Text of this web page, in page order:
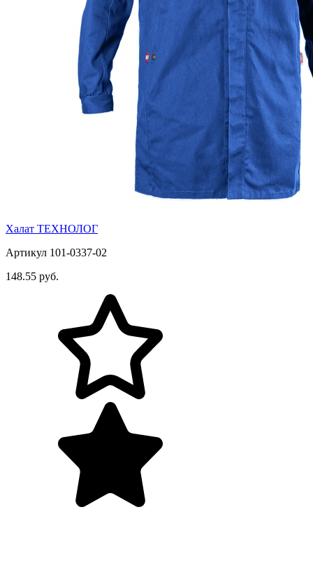
Халат ТЕХНОЛОГ
Артикул 101-0337-02
148.55 руб.